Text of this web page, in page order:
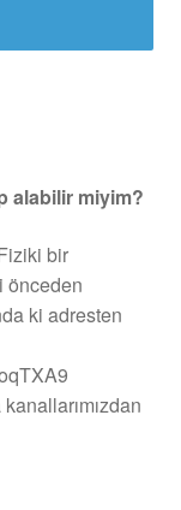
alabilir miyim?
bir
önceden
ki adresten